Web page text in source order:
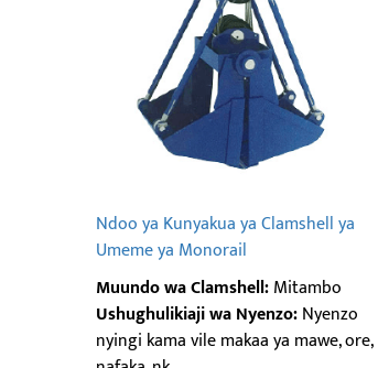
Ndoo ya Kunyakua ya Clamshell ya
Umeme ya Monorail
Muundo wa Clamshell:Mitambo
Ushughulikiaji wa Nyenzo:Nyenzo
nyingi kama vile makaa ya mawe, ore,